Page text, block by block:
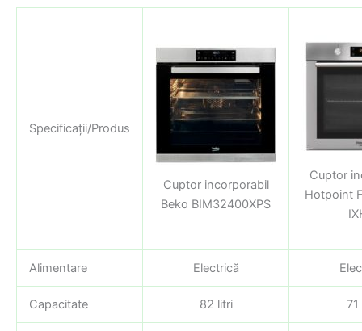
Specificații/Produs
Cuptor incorporabil
Beko BIM32400XPS
Cuptor
Hotpoint
Alimentare Electrică
Capacitate 82 litri